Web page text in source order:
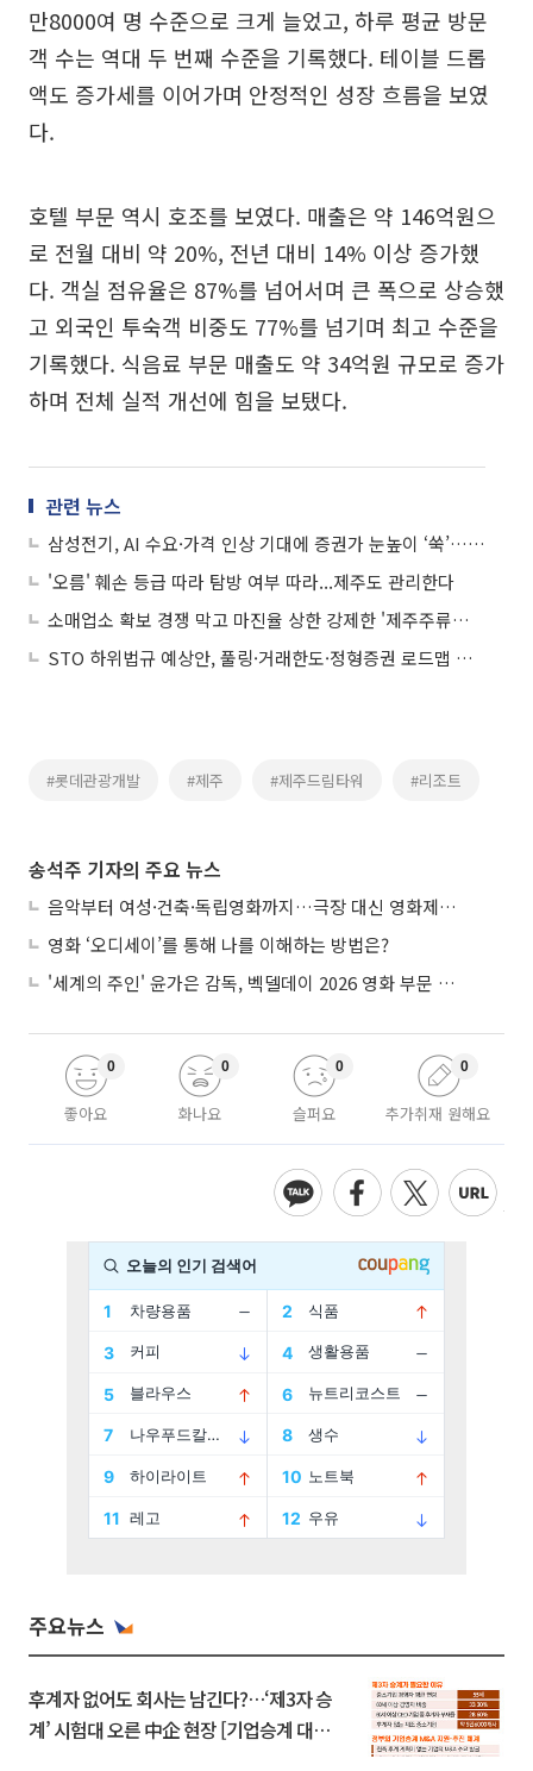
만8000여 명 수준으로 크게 늘었고, 하루 평균 방문
객 수는 역대 두 번째 수준을 기록했다. 테이블 드롭
액도 증가세를 이어가며 안정적인 성장 흐름을 보였
다.
호텔 부문 역시 호조를 보였다. 매출은 약 146억원으
로 전월 대비 약 20%, 전년 대비 14% 이상 증가했
다. 객실 점유율은 87%를 넘어서며 큰 폭으로 상승했
고 외국인 투숙객 비중도 77%를 넘기며 최고 수준을
기록했다. 식음료 부문 매출도 약 34억원 규모로 증가
하며 전체 실적 개선에 힘을 보탰다.
관련 뉴스
삼성전기, AI 수요·가격 인상 기대에 증권가 눈높이 ‘쑥’…황제주 등극할까
'오름' 훼손 등급 따라 탐방 여부 따라...제주도 관리한다
소매업소 확보 경쟁 막고 마진율 상한 강제한 '제주주류협회'…과징금 2.5억 부과
STO 하위법규 예상안, 풀링·거래한도·정형증권 로드맵 제시
#롯데관광개발 #제주 #제주드림타워 #리조트
송석주 기자의 주요 뉴스
음악부터 여성·건축·독립영화까지…극장 대신 영화제로 즐기는 스크린 여행
영화 ‘오디세이’를 통해 나를 이해하는 방법은?
'세계의 주인' 윤가은 감독, 벡델데이 2026 영화 부문 벡델리안 감독 선정
좋아요
0
화나요
0
슬퍼요
0
추가취재 원해요
0
주요뉴스
후계자 없어도 회사는 남긴다?…‘제3자 승
계’ 시험대 오른 中企 현장 [기업승계 대전